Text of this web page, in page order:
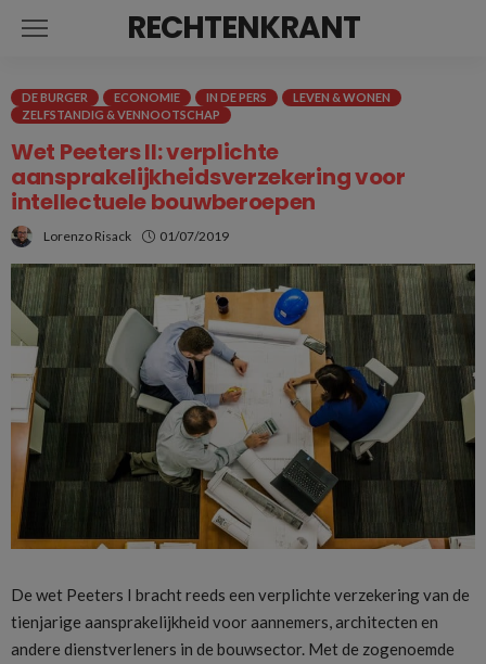
RECHTENKRANT
DE BURGER ECONOMIE IN DE PERS
LEVEN & WONEN
ZELFSTANDIG & VENNOOTSCHAP
Wet Peeters II: verplichte
aansprakelijkheidsverzekering voor
intellectuele bouwberoepen
Lorenzo Risack 01/07/2019
De wet Peeters I bracht reeds een verplichte verzekering van de
tienjarige aansprakelijkheid voor aannemers, architecten en
andere dienstverleners in de bouwsector. Met de zogenoemde